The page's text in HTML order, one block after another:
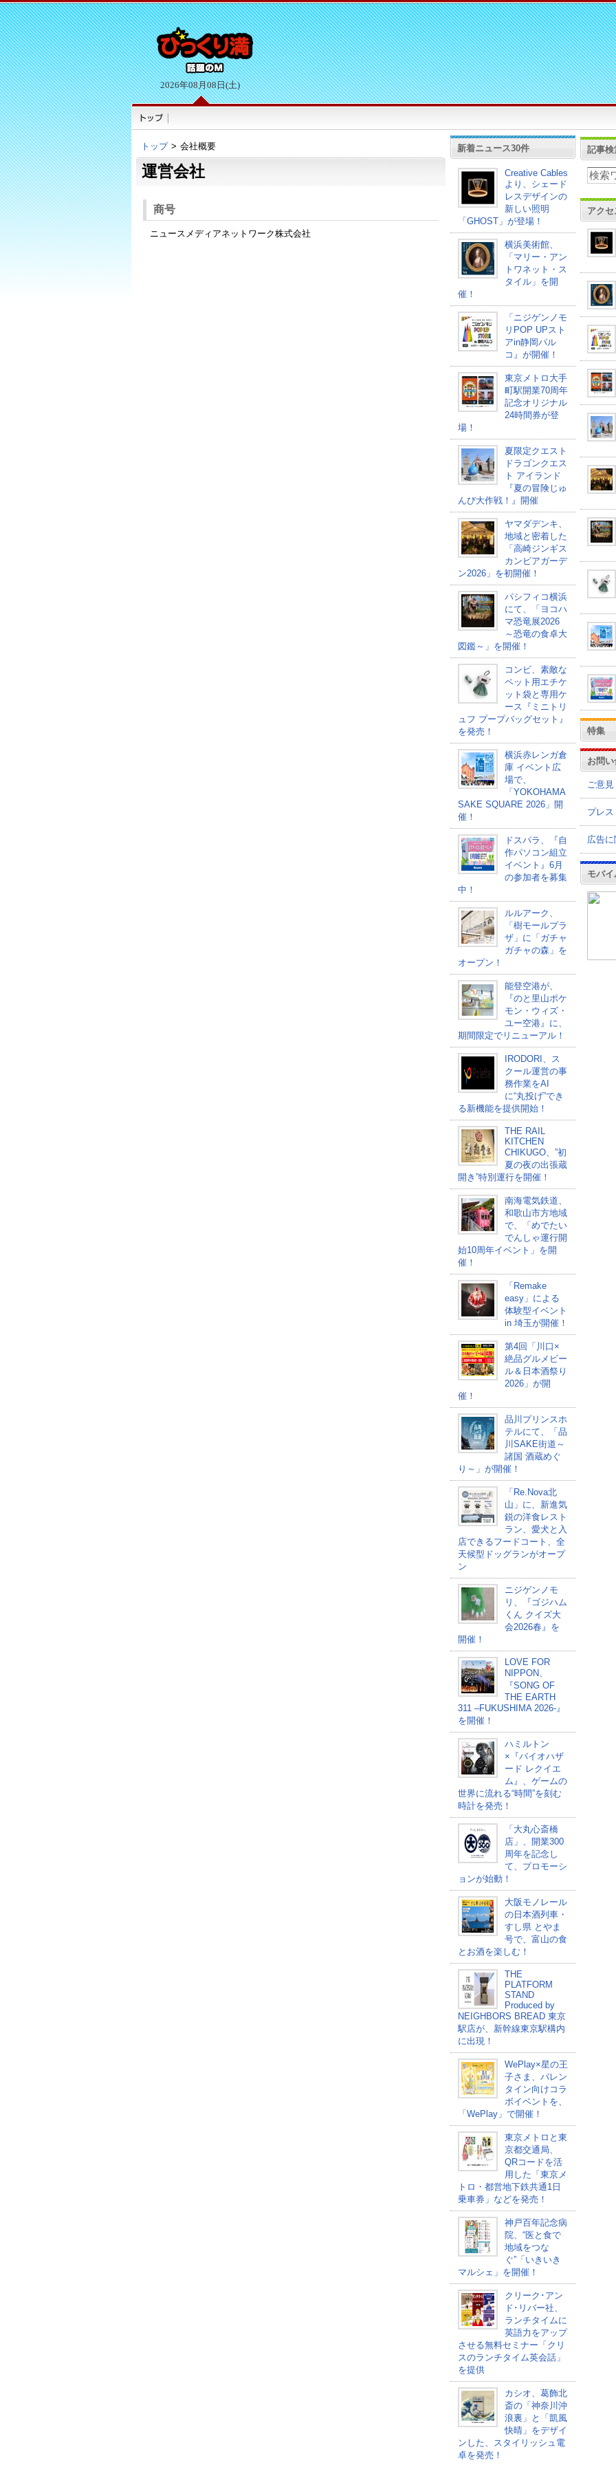
2026年08月08日(土)
トップ > 会社概要
運営会社
商号
ニュースメディアネットワーク株式会社
新着ニュース30件
Creative Cables
より、シェード
レスデザインの
新しい照明
「GHOST」が登場！
横浜美術館、
「マリー・アン
トワネット・ス
タイル」を開
催！
「ニジゲンノモ
リPOP UPスト
アin静岡パル
コ』が開催！
東京メトロ大手
町駅開業70周年
記念オリジナル
24時間券が登
場！
夏限定クエスト
ドラゴンクエス
ト アイランド
『夏の冒険じゅ
んび大作戦！』開催
ヤマダデンキ、
地域と密着した
「高崎ジンギス
カンビアガーデ
ン2026」を初開催！
パシフィコ横浜
にて、「ヨコハ
マ恐竜展2026
～恐竜の食卓大
図鑑～」を開催！
コンビ、素敵な
ペット用エチケ
ット袋と専用ケ
ース『ミニトリ
ュフ プープバッグセット』
を発売！
横浜赤レンガ倉
庫 イベント広
場で、
「YOKOHAMA
SAKE SQUARE 2026」開
催！
ドスパラ、『自
作パソコン組立
イベント』6月
の参加者を募集
中！
ルルアーク、
「樹モールプラ
ザ」に「ガチャ
ガチャの森」を
オープン！
能登空港が、
『のと里山ポケ
モン・ウィズ・
ユー空港』に、
期間限定でリニューアル！
IRODORI、ス
クール運営の事
務作業をAI
に“丸投げ”でき
る新機能を提供開始！
THE RAIL
KITCHEN
CHIKUGO、”初
夏の夜の出張蔵
開き”特別運行を開催！
南海電気鉄道、
和歌山市方地域
で、「めでたい
でんしゃ運行開
始10周年イベント」を開
催！
「Remake
easy」による
体験型イベント
in 埼玉が開催！
第4回「川口×
絶品グルメビー
ル＆日本酒祭り
2026」が開
催！
品川プリンスホ
テルにて、「品
川SAKE街道～
諸国 酒蔵めぐ
り～」が開催！
「Re.Nova北
山」に、新進気
鋭の洋食レスト
ラン、愛犬と入
店できるフードコート、全
天候型ドッグランがオープ
ン
ニジゲンノモ
リ、『ゴジハム
くん クイズ大
会2026春』を
開催！
LOVE FOR
NIPPON、
『SONG OF
THE EARTH
311 –FUKUSHIMA 2026-』
を開催！
ハミルトン
×『バイオハザ
ード レクイエ
ム』、ゲームの
世界に流れる“時間”を刻む
時計を発売！
「大丸心斎橋
店」、開業300
周年を記念し
て、プロモーシ
ョンが始動！
大阪モノレール
の日本酒列車・
すし県 とやま
号で、富山の食
とお酒を楽しむ！
THE
PLATFORM
STAND
Produced by
NEIGHBORS BREAD 東京
駅店が、新幹線東京駅構内
に出現！
WePlay×星の王
子さま、バレン
タイン向けコラ
ボイベントを、
「WePlay」で開催！
東京メトロと東
京都交通局、
QRコードを活
用した「東京メ
トロ・都営地下鉄共通1日
乗車券」などを発売！
神戸百年記念病
院、“医と食で
地域をつな
ぐ”「いきいき
マルシェ」を開催！
クリーク･アン
ド･リバー社、
ランチタイムに
英語力をアップ
させる無料セミナー「クリ
スのランチタイム英会話」
を提供
カシオ、葛飾北
斎の「神奈川沖
浪裏」と「凱風
快晴」をデザイ
ンした、スタイリッシュ電
卓を発売！
記事検
アク
特集
お問
ご意
プレ
広告
モバ